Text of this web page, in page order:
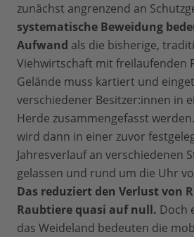
zunächst angrenzend an
systematische Beweidung
Aufwand als die bisherige,
Viehwirtschaft mit freilaufenden
Gelände muss kartiert und
verschiedener Besitzer:innen in
Herde zusammengefasst
wird dann in einer zuvor
Jahresverlauf an verschiedenen
gelassen und rund um die Uhr
Das reduziert den Verlust von
Raubtiere quasi auf null. Doch
das Weideland bedeuten die